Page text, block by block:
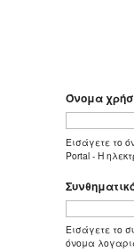
Όνομα
Εισάγετε το
Portal - Η
Εισάγετε το
όνομα